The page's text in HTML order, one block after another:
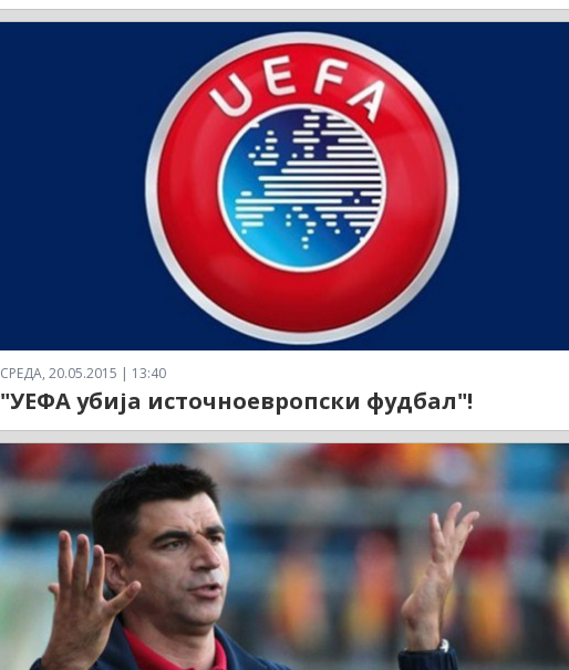
СРЕДА, 20.05.2015 | 13:40
"УЕФА убија источноевропски фудбал"!